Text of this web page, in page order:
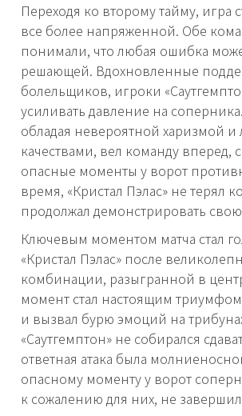
Переходя ко второму тайму, игра
все более напряженной. Обе
понимали, что любая ошибка
решающей. Вдохновленные
болельщиков, игроки
усиливать давление на
обладая невероятной харизмой
качествами, вел команду вперед,
опасные моменты у ворот
время, «Кристал Пэлас» не терял
продолжал демонстрировать свою
Ключевым моментом матча стал
«Кристал Пэлас» после
комбинации, разыгранной в
момент стал настоящим
и вызвал бурю эмоций на
«Саутгемптон» не собирался
ответная атака была
опасному моменту у ворот
к сожалению для них, не